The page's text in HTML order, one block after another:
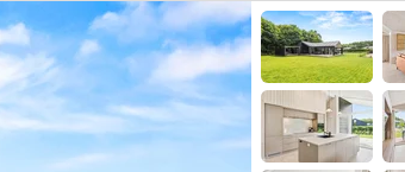
Sommerhuse i
Sommerhuse i
Sommerhuse i
Sommerhuse i juleferien
Sommerhuse til nytår